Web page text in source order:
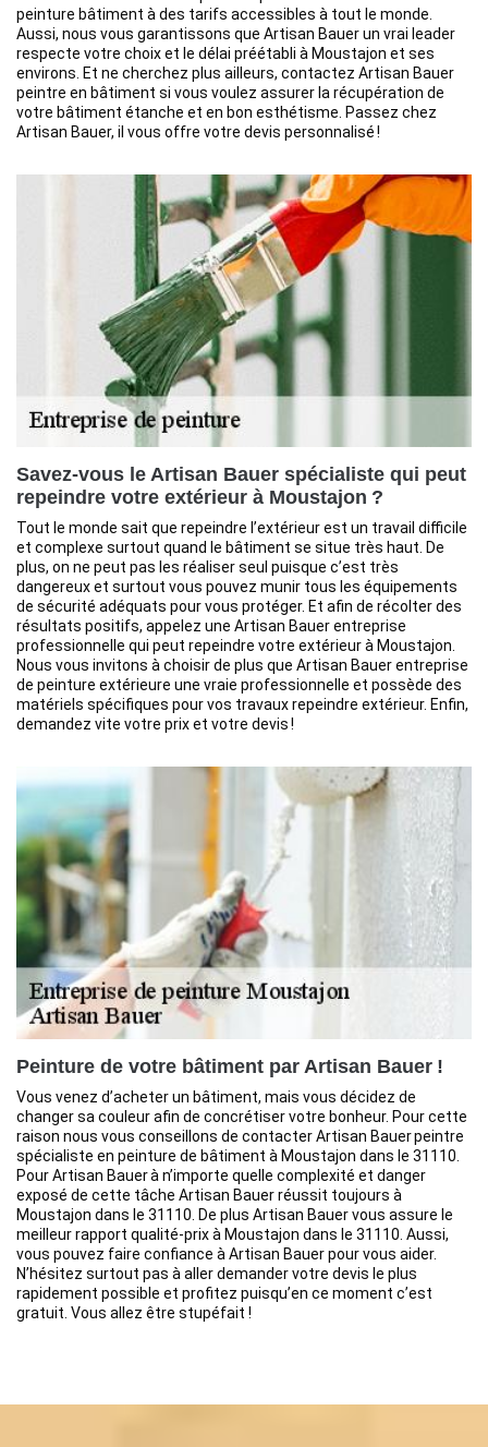
peinture bâtiment à des tarifs accessibles à tout le monde.
Aussi, nous vous garantissons que Artisan Bauer un vrai leader
respecte votre choix et le délai préétabli à Moustajon et ses
environs. Et ne cherchez plus ailleurs, contactez Artisan Bauer
peintre en bâtiment si vous voulez assurer la récupération de
votre bâtiment étanche et en bon esthétisme. Passez chez
Artisan Bauer, il vous offre votre devis personnalisé !
Savez-vous le Artisan Bauer spécialiste qui peut
repeindre votre extérieur à Moustajon ?
Tout le monde sait que repeindre l’extérieur est un travail difficile
et complexe surtout quand le bâtiment se situe très haut. De
plus, on ne peut pas les réaliser seul puisque c’est très
dangereux et surtout vous pouvez munir tous les équipements
de sécurité adéquats pour vous protéger. Et afin de récolter des
résultats positifs, appelez une Artisan Bauer entreprise
professionnelle qui peut repeindre votre extérieur à Moustajon.
Nous vous invitons à choisir de plus que Artisan Bauer entreprise
de peinture extérieure une vraie professionnelle et possède des
matériels spécifiques pour vos travaux repeindre extérieur. Enfin,
demandez vite votre prix et votre devis !
Peinture de votre bâtiment par Artisan Bauer !
Vous venez d’acheter un bâtiment, mais vous décidez de
changer sa couleur afin de concrétiser votre bonheur. Pour cette
raison nous vous conseillons de contacter Artisan Bauer peintre
spécialiste en peinture de bâtiment à Moustajon dans le 31110.
Pour Artisan Bauer à n’importe quelle complexité et danger
exposé de cette tâche Artisan Bauer réussit toujours à
Moustajon dans le 31110. De plus Artisan Bauer vous assure le
meilleur rapport qualité-prix à Moustajon dans le 31110. Aussi,
vous pouvez faire confiance à Artisan Bauer pour vous aider.
N’hésitez surtout pas à aller demander votre devis le plus
rapidement possible et profitez puisqu’en ce moment c’est
gratuit. Vous allez être stupéfait !